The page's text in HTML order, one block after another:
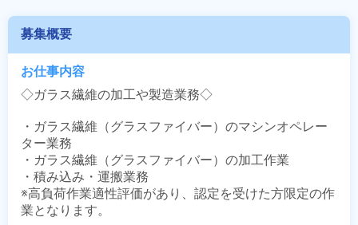
募集概要
お仕事内容
◇ガラス繊維の加工や製造業務◇
・ガラス繊維（グラスファイバー）のマシンオペレー
ター業務
・ガラス繊維（グラスファイバー）の加工作業
・積み込み・運搬業務
※高負荷作業適性評価があり、認定を受けた方限定の作
業となります。